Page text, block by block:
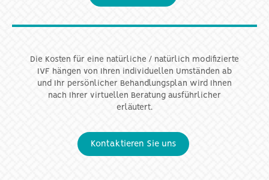
Die Kosten für eine natürliche / natürlich modifizierte
IVF hängen von Ihren individuellen Umständen ab
und Ihr persönlicher Behandlungsplan wird Ihnen
nach Ihrer virtuellen Beratung ausführlicher
erläutert.
Kontaktieren Sie uns